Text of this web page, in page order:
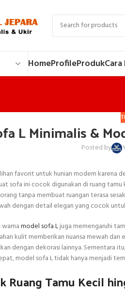
HomeProfileProduk
L Minimalis &
Posted by
favorit untuk hunian modern karena
sofa ini cocok digunakan di ruang
tanpa membuat ruangan terasa
dengan detail elegan yang cocok
model sofa Ljuga memengaruhi
kulit memberikan nuansa mewah
dengan dekorasi lainnya.
model sofa L tidak hanya menjadi
Ruang Tamu Kecil